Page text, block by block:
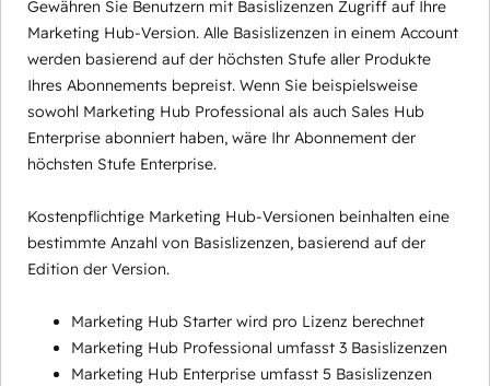
Gewähren Sie Benutzern mit Basislizenzen Zugriff auf Ihre
Marketing Hub-Version. Alle Basislizenzen in einem Account
werden basierend auf der höchsten Stufe aller Produkte
Ihres Abonnements bepreist. Wenn Sie beispielsweise
sowohl Marketing Hub Professional als auch Sales Hub
Enterprise abonniert haben, wäre Ihr Abonnement der
höchsten Stufe Enterprise.
Kostenpflichtige Marketing Hub-Versionen beinhalten eine
bestimmte Anzahl von Basislizenzen, basierend auf der
Edition der Version.
Marketing Hub Starter wird pro Lizenz berechnet
Marketing Hub Professional umfasst 3 Basislizenzen
Marketing Hub Enterprise umfasst 5 Basislizenzen